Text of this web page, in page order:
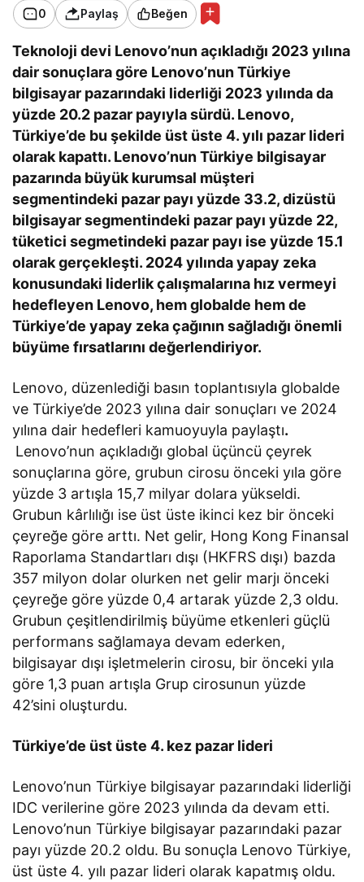
0 Paylaş Beğen
Teknoloji devi Lenovo’nun açıkladığı 2023 yılına
dair sonuçlara göre Lenovo’nun Türkiye
bilgisayar pazarındaki liderliği 2023 yılında da
yüzde 20.2 pazar payıyla sürdü. Lenovo,
Türkiye’de bu şekilde üst üste 4. yılı pazar lideri
olarak kapattı. Lenovo’nun Türkiye bilgisayar
pazarında büyük kurumsal müşteri
segmentindeki pazar payı yüzde 33.2, dizüstü
bilgisayar segmentindeki pazar payı yüzde 22,
tüketici segmetindeki pazar payı ise yüzde 15.1
olarak gerçekleşti. 2024 yılında yapay zeka
konusundaki liderlik çalışmalarına hız vermeyi
hedefleyen Lenovo, hem globalde hem de
Türkiye’de yapay zeka çağının sağladığı önemli
büyüme fırsatlarını değerlendiriyor.
Lenovo, düzenlediği basın toplantısıyla globalde
ve Türkiye’de 2023 yılına dair sonuçları ve 2024
yılına dair hedefleri kamuoyuyla paylaştı.
Lenovo’nun açıkladığı global üçüncü çeyrek
sonuçlarına göre, grubun cirosu önceki yıla göre
yüzde 3 artışla 15,7 milyar dolara yükseldi.
Grubun kârlılığı ise üst üste ikinci kez bir önceki
çeyreğe göre arttı. Net gelir, Hong Kong Finansal
Raporlama Standartları dışı (HKFRS dışı) bazda
357 milyon dolar olurken net gelir marjı önceki
çeyreğe göre yüzde 0,4 artarak yüzde 2,3 oldu.
Grubun çeşitlendirilmiş büyüme etkenleri güçlü
performans sağlamaya devam ederken,
bilgisayar dışı işletmelerin cirosu, bir önceki yıla
göre 1,3 puan artışla Grup cirosunun yüzde
42’sini oluşturdu.
Türkiye’de üst üste 4. kez pazar lideri
Lenovo’nun Türkiye bilgisayar pazarındaki liderliği
IDC verilerine göre 2023 yılında da devam etti.
Lenovo’nun Türkiye bilgisayar pazarındaki pazar
payı yüzde 20.2 oldu. Bu sonuçla Lenovo Türkiye,
üst üste 4. yılı pazar lideri olarak kapatmış oldu.